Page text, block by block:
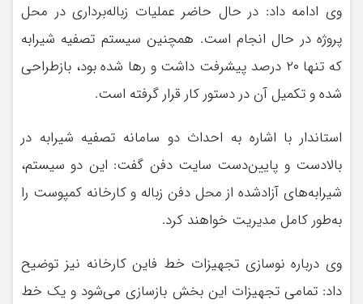
وی ادامه داد: در حال حاضر عملیات زباله‌برداری در محل
پروژه در حال انجام است. همچنین سیستم تصفیه شیرابه
که تنها ۲۰ درصد پیشرفت داشت و رها شده بود، بازطراحی
شده و تکمیل آن در دستور کار قرار گرفته است.
استاندار با اشاره به احداث دو سامانه تصفیه شیرابه در
بالا‌دست و پایین‌دست سایت دفن گفت: این دو سیستم،
شیرابه‌های آزادشده از محل دفن زباله و کارخانه کمپوست را
به‌طور کامل مدیریت خواهند کرد.
وی درباره نوسازی تجهیزات خط فاین کارخانه نیز توضیح
داد: تمامی تجهیزات این بخش بازسازی می‌شود و یک خط